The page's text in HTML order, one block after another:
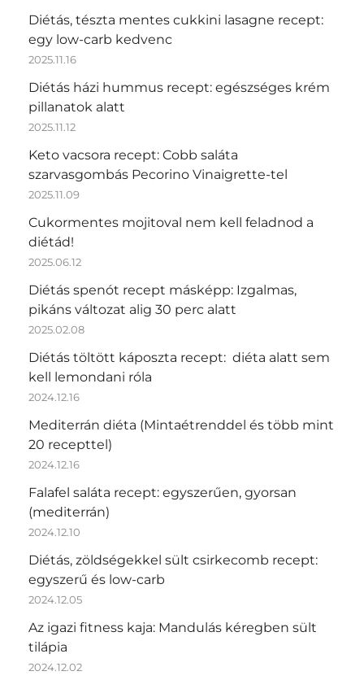
Diétás, tészta mentes cukkini lasagne recept:
egy low-carb kedvenc
2025.11.16
Diétás házi hummus recept: egészséges krém
pillanatok alatt
2025.11.12
Keto vacsora recept: Cobb saláta
szarvasgombás Pecorino Vinaigrette-tel
2025.11.09
Cukormentes mojitoval nem kell feladnod a
diétád!
2025.06.12
Diétás spenót recept másképp: Izgalmas,
pikáns változat alig 30 perc alatt
2025.02.08
Diétás töltött káposzta recept: diéta alatt sem
kell lemondani róla
2024.12.16
Mediterrán diéta (Mintaétrenddel és több mint
20 recepttel)
2024.12.16
Falafel saláta recept: egyszerűen, gyorsan
(mediterrán)
2024.12.10
Diétás, zöldségekkel sült csirkecomb recept:
egyszerű és low-carb
2024.12.05
Az igazi fitness kaja: Mandulás kéregben sült
tilápia
2024.12.02